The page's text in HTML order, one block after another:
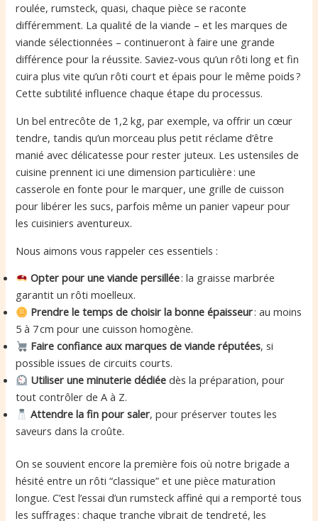
roulée, rumsteck, quasi, chaque pièce se raconte
différemment. La qualité de la viande – et les marques de
viande sélectionnées – continueront à faire une grande
différence pour la réussite. Saviez-vous qu’un rôti long et fin
cuira plus vite qu’un rôti court et épais pour le même poids ?
Cette subtilité influence chaque étape du processus.
Un bel entrecôte de 1,2 kg, par exemple, va offrir un cœur
tendre, tandis qu’un morceau plus petit réclame d’être
manié avec délicatesse pour rester juteux. Les ustensiles de
cuisine prennent ici une dimension particulière : une
casserole en fonte pour le marquer, une grille de cuisson
pour libérer les sucs, parfois même un panier vapeur pour
les cuisiniers aventureux.
Nous aimons vous rappeler ces essentiels :
Opter pour une viande persillée: la graisse marbrée
garantit un rôti moelleux.
Prendre le temps de choisir la bonne épaisseur: au moins
5 à 7 cm pour une cuisson homogène.
Faire confiance aux marques de viande réputées, si
possible issues de circuits courts.
Utiliser une minuterie dédiée dès la préparation, pour
tout contrôler de A à Z.
Attendre la fin pour saler, pour préserver toutes les
saveurs dans la croûte.
On se souvient encore la première fois où notre brigade a
hésité entre un rôti “classique” et une pièce maturation
longue. C’est l’essai d’un rumsteck affiné qui a remporté tous
les suffrages : chaque tranche vibrait de tendreté, les